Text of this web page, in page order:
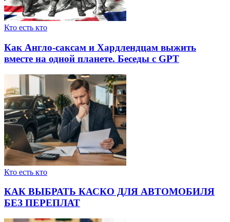
Кто есть кто
Как Англо-саксам и Хардлендцам выжить
вместе на одной планете. Беседы с GPT
Кто есть кто
КАК ВЫБРАТЬ КАСКО ДЛЯ АВТОМОБИЛЯ
БЕЗ ПЕРЕПЛАТ